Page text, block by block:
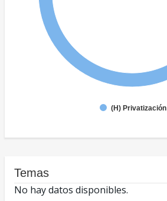
(H) Privatización
Temas
No hay datos disponibles.